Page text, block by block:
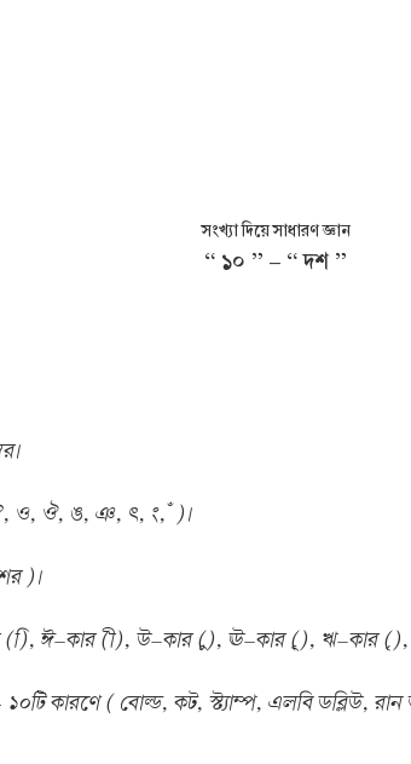
সংখ্যা দিয়ে সাধারণ জ্ঞান
“ ১০ ” - “ দশ ”
ও, ঔ, ঙ, ঞ, ৎ, ং, ঁ )।
)।
(ি), ঈ–কার (ী), উ–কার (ু), ঊ–কার (ূ), ঋ–কার
১০টি কারণে ( বোল্ড, কট, স্ট্যাম্প, এলবি ডব্লিউ,